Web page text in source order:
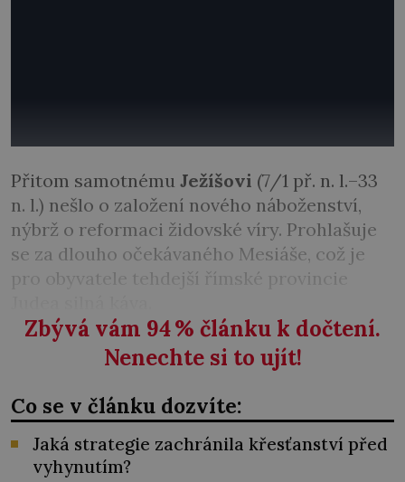
Přitom samotnému Ježíšovi (7/1 př. n. l.–33
n. l.) nešlo o založení nového náboženství,
nýbrž o reformaci židovské víry. Prohlašuje
se za dlouho očekávaného Mesiáše, což je
pro obyvatele tehdejší římské provincie
Zbývá vám 94% článku k dočtení.
Nenechte si to ujít!
Co se v článku dozvíte:
Jaká strategie zachránila křesťanství před
vyhynutím?